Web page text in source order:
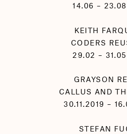
14.06 –
KEITH
CODERS
29.02 –
GRAYSON
CALLUS AND
30.11.2019 –
STEFAN